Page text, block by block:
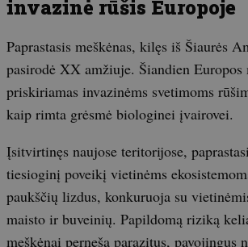
invazinė rūšis Europoje
Paprastasis meškėnas, kilęs iš Šiaurės
pasirodė XX amžiuje. Šiandien Europos
priskiriamas invazinėms svetimoms
kaip rimta grėsmė biologinei įvairovei.
Įsitvirtinęs naujose teritorijose,
tiesioginį poveikį vietinėms
paukščių lizdus, konkuruoja su
maisto ir buveinių. Papildomą riziką
meškėnai perneša parazitus, pavojingus